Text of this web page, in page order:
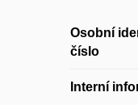
Osobní
číslo
Interní